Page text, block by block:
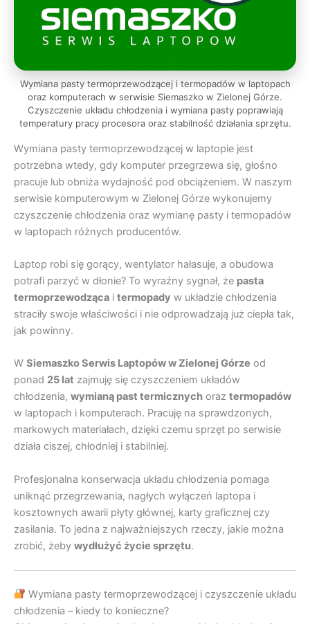
Wymiana pasty termoprzewodzącej i termopadów w laptopach
oraz komputerach w serwisie Siemaszko w Zielonej Górze.
Czyszczenie układu chłodzenia i wymiana pasty poprawiają
temperatury pracy procesora oraz stabilność działania sprzętu.
Wymiana pasty termoprzewodzącej w laptopie jest
potrzebna wtedy, gdy komputer przegrzewa się, głośno
pracuje lub obniża wydajność pod obciążeniem. W naszym
serwisie komputerowym w Zielonej Górze wykonujemy
czyszczenie chłodzenia oraz wymianę pasty i termopadów
w laptopach różnych producentów.
Laptop robi się gorący, wentylator hałasuje, a obudowa
potrafi parzyć w dłonie? To wyraźny sygnał, że pasta
termoprzewodząca i termopady w układzie chłodzenia
straciły swoje właściwości i nie odprowadzają już ciepła tak,
jak powinny.
W Siemaszko Serwis Laptopów w Zielonej Górze od
ponad 25 lat zajmuję się czyszczeniem układów
chłodzenia, wymianą past termicznych oraz termopadów
w laptopach i komputerach. Pracuję na sprawdzonych,
markowych materiałach, dzięki czemu sprzęt po serwisie
działa ciszej, chłodniej i stabilniej.
Profesjonalna konserwacja układu chłodzenia pomaga
uniknąć przegrzewania, nagłych wyłączeń laptopa i
kosztownych awarii płyty głównej, karty graficznej czy
zasilania. To jedna z najważniejszych rzeczy, jakie można
zrobić, żeby wydłużyć życie sprzętu.
Wymiana pasty termoprzewodzącej i czyszczenie układu
chłodzenia – kiedy to konieczne?